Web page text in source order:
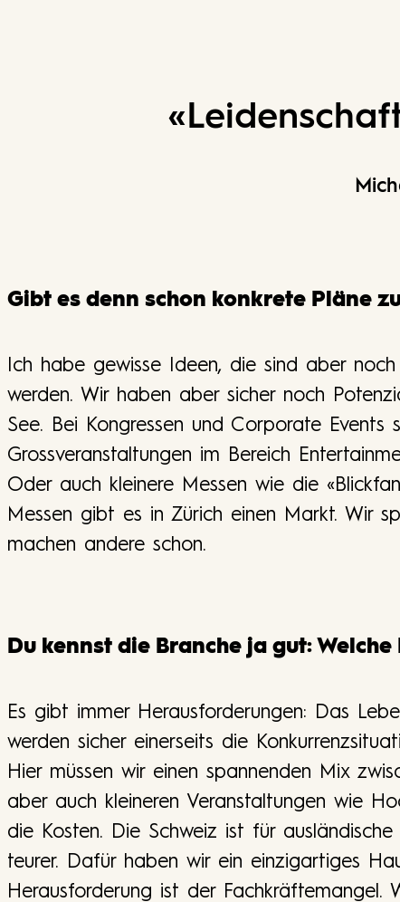
«
Gibt es denn schon konkrete Pläne
Ich habe gewisse Ideen, die sind aber
werden. Wir haben aber sicher noch
See. Bei Kongressen und Corporate
Grossveranstaltungen im Bereich
Oder auch kleinere Messen wie die
Messen gibt es in Zürich einen Markt. Wir
machen andere schon.
Du kennst die Branche ja gut:
Es gibt immer Herausforderungen: Das
werden sicher einerseits die
Hier müssen wir einen spannenden Mix
aber auch kleineren Veranstaltungen wie
die Kosten. Die Schweiz ist für
teurer. Dafür haben wir ein einzigartiges
Herausforderung ist der Fachkräftemangel.